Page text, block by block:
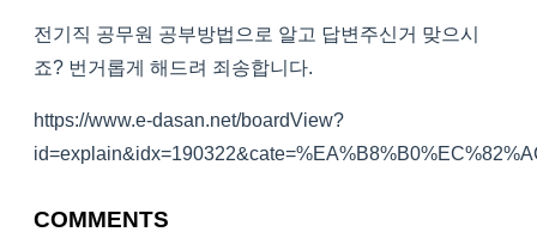
전기직 공무원 공부방법으로 알고 답변주신거 맞으시
죠? 번거롭게 해드려 죄송합니다.
https://www.e-dasan.net/boardView?
COMMENTS